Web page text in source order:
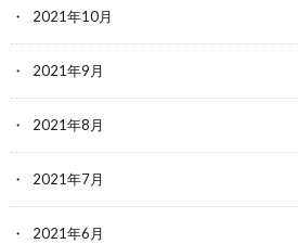
2021年10月
2021年9月
2021年8月
2021年7月
2021年6月